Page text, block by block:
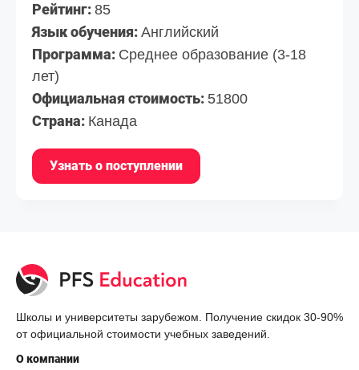
Рейтинг: 85
Язык обучения: Английский
Программа: Среднее образование (3-18
лет)
Официальная стоимость: 51800
Страна: Канада
Узнать о поступлении
Школы и университеты зарубежом. Получение скидок 30-90%
от официальной стоимости учебных заведений.
О компании